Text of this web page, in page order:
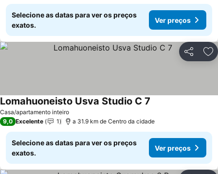
Selecione as datas para ver os preços
exatos.
Ver preços
Partilhar
Casa/apartamento inteiro
Lomahuoneisto Usva Studio C 7
9,0 Excelente 1 a 31.9 km de Centro da cidade
Selecione as datas para ver os preços
exatos.
Ver preços